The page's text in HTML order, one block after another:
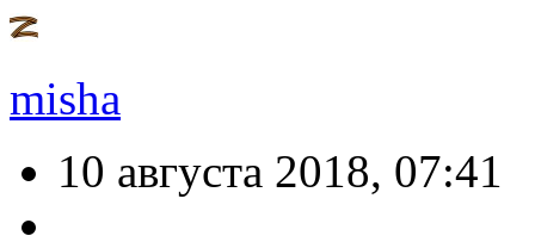
misha
10 августа 2018, 07:41